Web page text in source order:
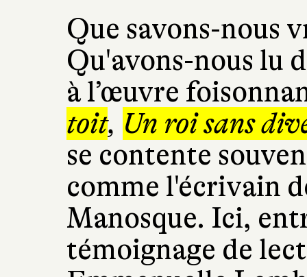
Que savons-nous
Qu'avons-nous lu
à l’œuvre
toit, Un roi sans
se contente
comme l'écrivain
Manosque. Ici,
témoignage de